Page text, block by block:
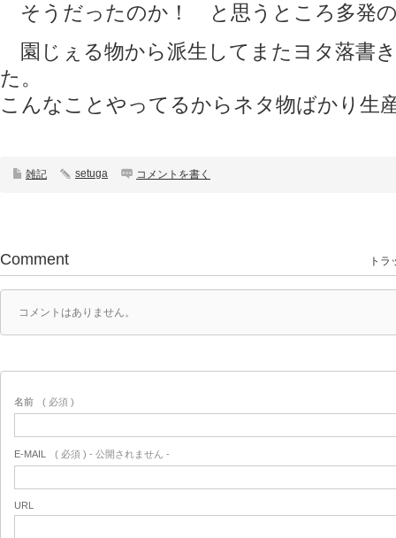
そうだったのか！ と思うところ多発
園じぇる物から派生してまたヨタ落書
た。
こんなことやってるからネタ物ばかり生
雑記 setuga コメントを書く
Comment トラ
コメントはありません。
名前 ( 必須 )
E-MAIL ( 必須 ) - 公開されません -
URL